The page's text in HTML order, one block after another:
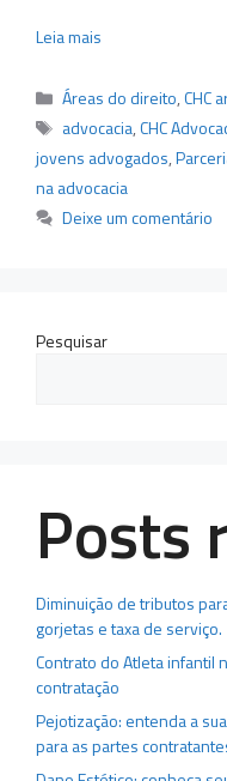
Leia mais
Categorias
Áreas do direito,CHC
Tags
advocacia,CHC
jovens advogados,
na advocacia
Deixe um comentário
Pesquisar
Posts
Diminuição de tributos
gorjetas e taxa de serviço.
Contrato do Atleta infantil
contratação
Pejotização: entenda a
para as partes